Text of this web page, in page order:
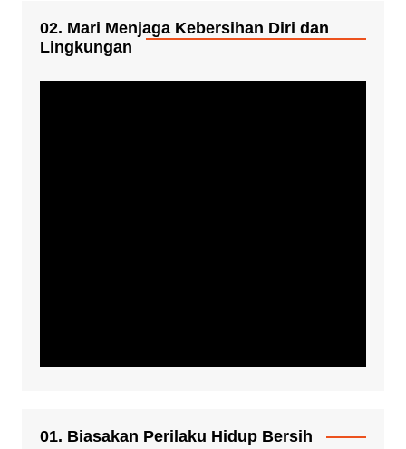
02. Mari Menjaga Kebersihan Diri dan
Lingkungan
01. Biasakan Perilaku Hidup Bersih